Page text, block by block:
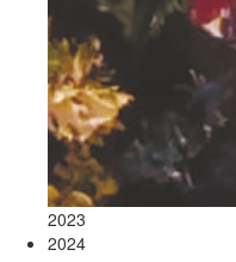
2023
2024